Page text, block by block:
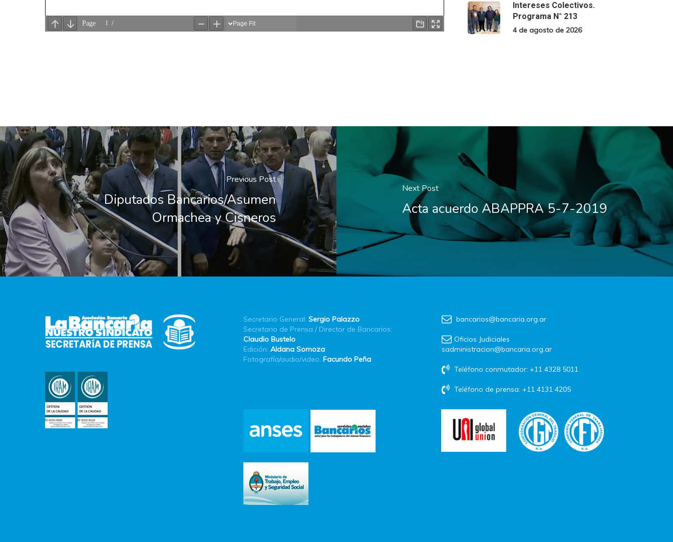
Intereses Colectivos.
Programa N° 213
4 de agosto de 2026
Previous Post
Diputados Bancarios/Asumen
Ormachea y Cisneros
Next Post
Acta acuerdo ABAPPRA 5-7-2019
Secretario General: Sergio Palazzo
Secretario de Prensa / Director de Bancarios:
Claudio Bustelo
Edición: Aldana Somoza
Fotografía/audio/video: Facundo Peña
bancarios@bancaria.org.ar
Oficios Judiciales
sadministracion@bancaria.org.ar
Teléfono conmutador: +11 4328 5011
Teléfono de prensa: +11 4131 4205